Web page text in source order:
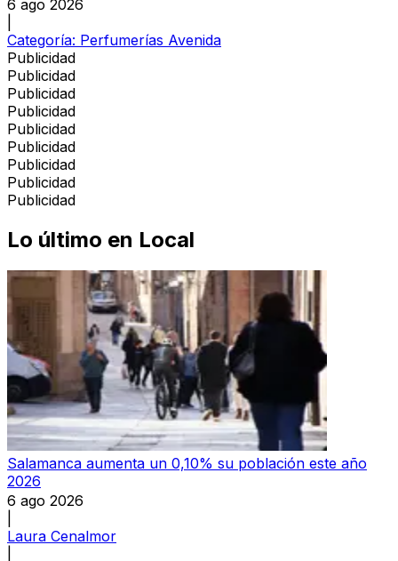
6 ago 2026
Categoría: Perfumerías Avenida
Publicidad
Publicidad
Publicidad
Publicidad
Publicidad
Publicidad
Publicidad
Publicidad
Publicidad
Lo último en Local
Salamanca aumenta un 0,10% su población este año
2026
6 ago 2026
Laura Cenalmor